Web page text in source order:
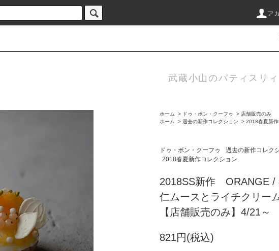
ア
武蔵小山のパティスリ
ホーム > ドゥ・ボン・クーフゥ > 店舗販売のみ
ホーム
> 過去の新作コレクション > 2018春夏新
ドゥ・ボン・クーフゥ
過去の新作コレク
2018春夏新作コレクション
2018SS新作 ORANGE /
仁ムースとライチクリー
【店舗販売のみ】4/21～
821円(税込)